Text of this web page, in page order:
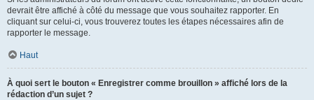
devrait être affiché à côté du message que vous souhaitez rapporter. En
cliquant sur celui-ci, vous trouverez toutes les étapes nécessaires afin de
rapporter le message.
Haut
À quoi sert le bouton « Enregistrer comme brouillon » affiché lors de la
rédaction d’un sujet ?